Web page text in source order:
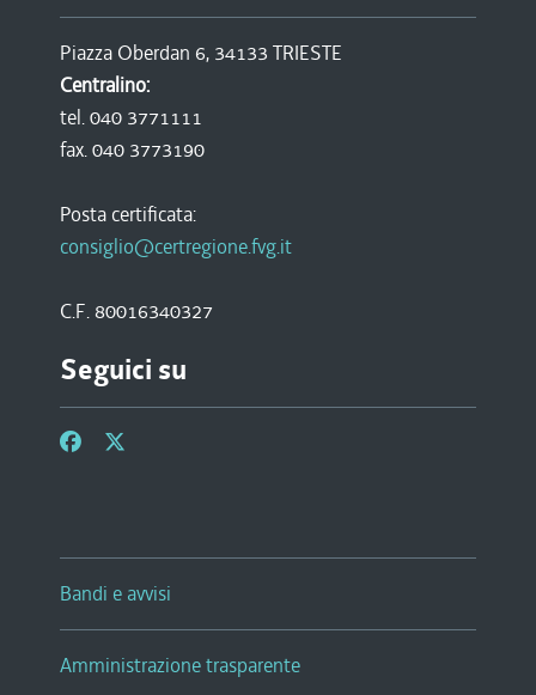
Piazza Oberdan 6, 34133 TRIESTE
Centralino:
tel. 040 3771111
fax. 040 3773190
Posta certificata:
consiglio@certregione.fvg.it
C.F. 80016340327
Seguici su
Bandi e avvisi
Amministrazione trasparente